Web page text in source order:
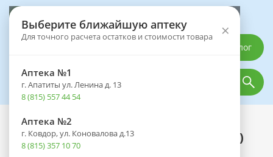
Выберите ближайшую аптеку
Для точного расчета остатков и стоимости товара ×
Аптека №1
г. Апатиты ул. Ленина д. 13
8 (815) 557 44 54
Аптека №2
г. Ковдор, ул. Коновалова д.13
8 (815) 357 10 70
Каталог
Каталог Оптика
Сульфацил натрия фл.(капли глазн.)